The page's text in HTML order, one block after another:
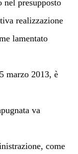
nel presupposto
realizzazione
lamentato
marzo 2013, è
va
come